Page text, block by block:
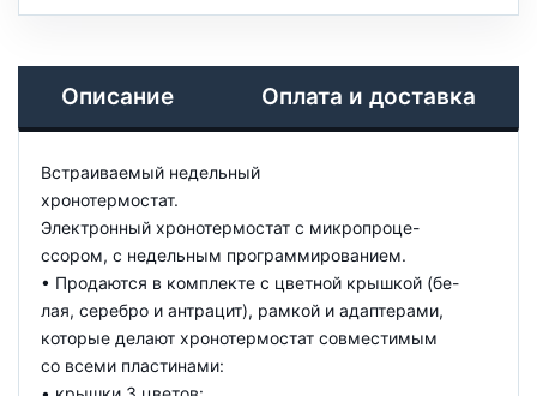
Описание Оплата и доставка
Встраиваемый недельный
хронотермостат.
Электронный хронотермостат с микропроце-
ссором, с недельным программированием.
• Продаются в комплекте с цветной крышкой (бе-
лая, серебро и антрацит), рамкой и адаптерами,
которые делают хронотермостат совместимым
со всеми пластинами: